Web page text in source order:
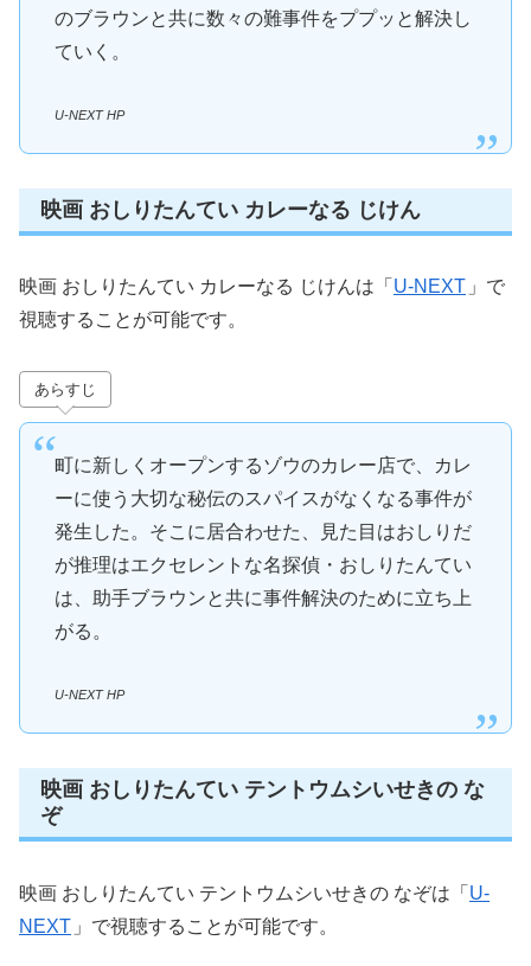
のブラウンと共に数々の難事件をププッと解決し
ていく。
U-NEXT HP
映画 おしりたんてい カレーなる じけん
映画 おしりたんてい カレーなる じけんは「 U-NEXT 」で
視聴することが可能です。
あらすじ
町に新しくオープンするゾウのカレー店で、カレ
ーに使う大切な秘伝のスパイスがなくなる事件が
発生した。そこに居合わせた、見た目はおしりだ
が推理はエクセレントな名探偵・おしりたんてい
は、助手ブラウンと共に事件解決のために立ち上
がる。
U-NEXT HP
映画 おしりたんてい テントウムシいせきの な
ぞ
映画 おしりたんてい テントウムシいせきの なぞは「 U-
NEXT 」で視聴することが可能です。